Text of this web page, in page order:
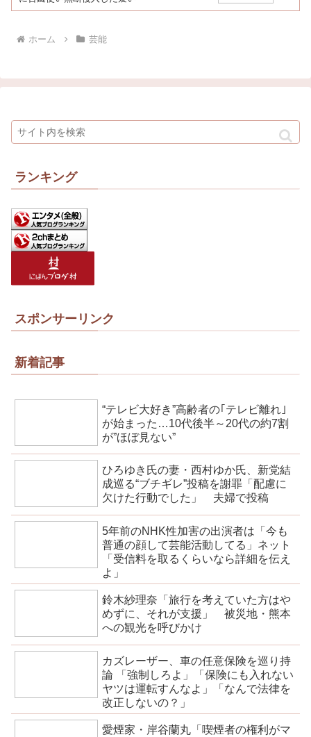
ホーム 芸能
ランキング
スポンサーリンク
新着記事
“テレビ大好き”高齢者の｢テレビ離れ｣
が始まった…10代後半～20代の約7割
が”ほぼ見ない”
ひろゆき氏の妻・西村ゆか氏、新党結
成巡る“ブチギレ”投稿を謝罪「配慮に
欠けた行動でした」 夫婦で投稿
5年前のNHK性加害の出演者は「今も
普通の顔して芸能活動してる」ネット
「受信料を取るくらいなら詳細を伝え
よ」
鈴木紗理奈「旅行を考えていた方はや
めずに、それが支援」 被災地・熊本
への観光を呼びかけ
カズレーザー、車の任意保険を巡り持
論 「強制しろよ」「保険にも入れない
ヤツは運転すんなよ」「なんで法律を
改正しないの？」
愛煙家・岸谷蘭丸「喫煙者の権利がマ